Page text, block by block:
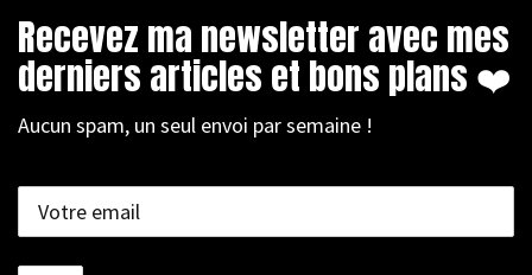
Recevez ma newsletter avec mes
derniers articles et bons plans ❤️
Aucun spam, un seul envoi par semaine !